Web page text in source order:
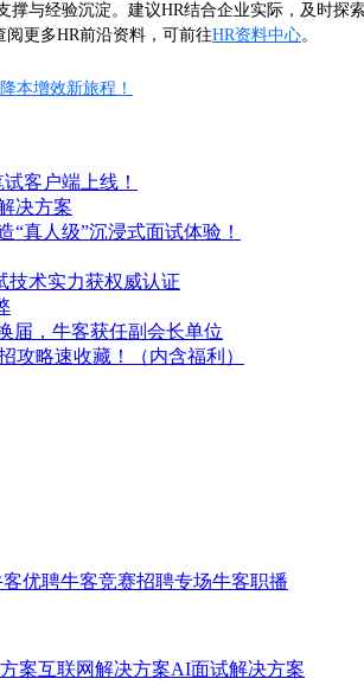
撑与经验沉淀。建议HR结合企业实际，及时
阅更多HR前沿资料，可前往HR资料中心。
本增效新旅程！
客户端上线！
决方案
真人级”沉浸式面试体验！
技术实力获权威认证
届，牛客获任副会长单位
攻略速收藏！（内含福利）
客优聘牛客竞赛招聘专场牛客职播
案互联网解决方案AI面试解决方案